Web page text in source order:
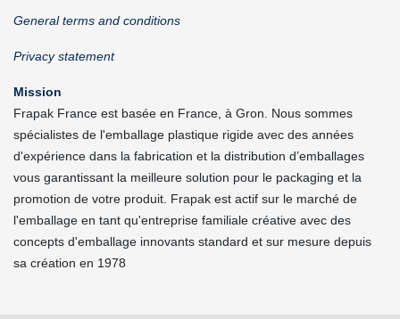
General terms and conditions
Privacy statement
Mission
Frapak France est basée en France, à Gron. Nous sommes
spécialistes de l'emballage plastique rigide avec des années
d'expérience dans la fabrication et la distribution d’emballages
vous garantissant la meilleure solution pour le packaging et la
promotion de votre produit. Frapak est actif sur le marché de
l'emballage en tant qu'entreprise familiale créative avec des
concepts d'emballage innovants standard et sur mesure depuis
sa création en 1978